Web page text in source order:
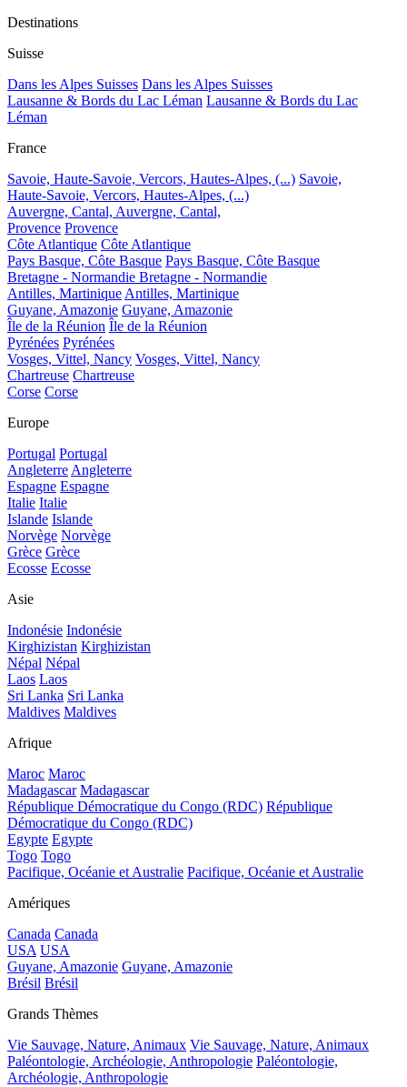
Destinations
Suisse
Dans les Alpes Suisses Dans les Alpes Suisses
Lausanne & Bords du Lac Léman Lausanne & Bords du Lac
Léman
France
Savoie, Haute-Savoie, Vercors, Hautes-Alpes, (...) Savoie,
Haute-Savoie, Vercors, Hautes-Alpes, (...)
Auvergne, Cantal, Auvergne, Cantal,
Provence Provence
Côte Atlantique Côte Atlantique
Pays Basque, Côte Basque Pays Basque, Côte Basque
Bretagne - Normandie Bretagne - Normandie
Antilles, Martinique Antilles, Martinique
Guyane, Amazonie Guyane, Amazonie
Île de la Réunion Île de la Réunion
Pyrénées Pyrénées
Vosges, Vittel, Nancy Vosges, Vittel, Nancy
Chartreuse Chartreuse
Corse Corse
Europe
Portugal Portugal
Angleterre Angleterre
Espagne Espagne
Italie Italie
Islande Islande
Norvège Norvège
Grèce Grèce
Ecosse Ecosse
Asie
Indonésie Indonésie
Kirghizistan Kirghizistan
Népal Népal
Laos Laos
Sri Lanka Sri Lanka
Maldives Maldives
Afrique
Maroc Maroc
Madagascar Madagascar
République Démocratique du Congo (RDC) République
Démocratique du Congo (RDC)
Egypte Egypte
Togo Togo
Pacifique, Océanie et Australie Pacifique, Océanie et Australie
Amériques
Canada Canada
USA USA
Guyane, Amazonie Guyane, Amazonie
Brésil Brésil
Grands Thèmes
Vie Sauvage, Nature, Animaux Vie Sauvage, Nature, Animaux
Paléontologie, Archéologie, Anthropologie Paléontologie,
Archéologie, Anthropologie